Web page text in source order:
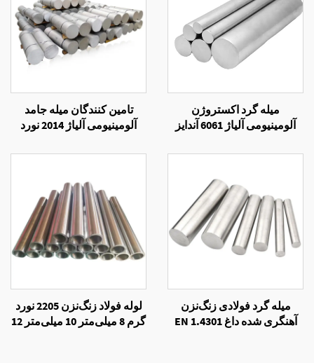
میله گرد اکستروژن
آلومینیومی آلیاژ 6061 آندایز
تامین کنندگان میله جامد
آلومینیومی آلیاژ 2014 نورد
میله گرد فولادی زنگ‌نزن
آهنگری شده داغ EN 1.4301
لوله فولاد زنگ‌نزن 2205 نورد
گرم 8 میلی‌متر 10 میلی‌متر 12